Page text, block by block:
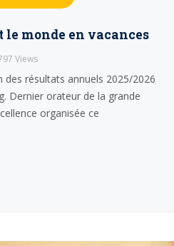
le monde en vacances
Views
résultats annuels 2025/2026
Dernier orateur de la grande
organisée ce